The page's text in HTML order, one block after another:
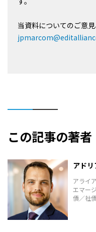
当資料についてのご意
この記事の著者
アドリ
アライ
エマー
債／社